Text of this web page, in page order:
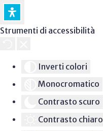
Strumenti di accessibilità
Inverti colori
Monocromatico
Contrasto scuro
Contrasto chiaro